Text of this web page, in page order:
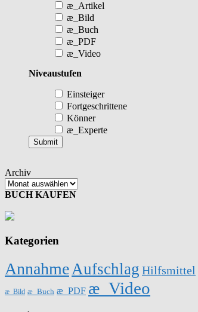
æ_Artikel
æ_Bild
æ_Buch
æ_PDF
æ_Video
Niveaustufen
Einsteiger
Fortgeschrittene
Könner
æ_Experte
Archiv
BUCH KAUFEN
Kategorien
Annahme Aufschlag Hilfsmittel
æ_Bild æ_Buch æ_PDF æ_Video